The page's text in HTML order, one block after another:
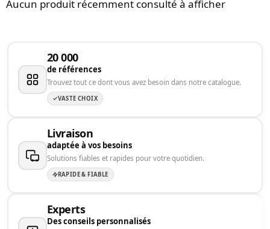
Aucun produit récemment consulté à afficher
20 000
de références
Trouvez tout ce dont vous avez besoin dans notre catalogue.
VASTE CHOIX
Livraison
adaptée à vos besoins
Solutions fiables et rapides pour votre quotidien.
RAPIDE & FIABLE
Experts
Des conseils personnalisés